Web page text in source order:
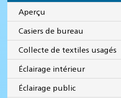
Aperçu
Casiers de bureau
Collecte de textiles usagés
Éclairage intérieur
Éclairage public